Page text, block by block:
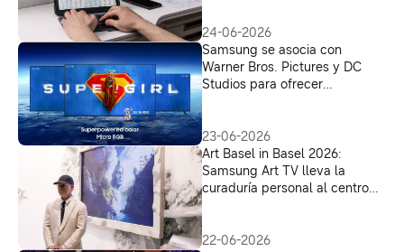
24-06-2026
Samsung se asocia con
Warner Bros. Pictures y DC
Studios para ofrecer
23-06-2026
Art Basel in Basel 2026:
Samsung Art TV lleva la
curaduría personal al centro
22-06-2026